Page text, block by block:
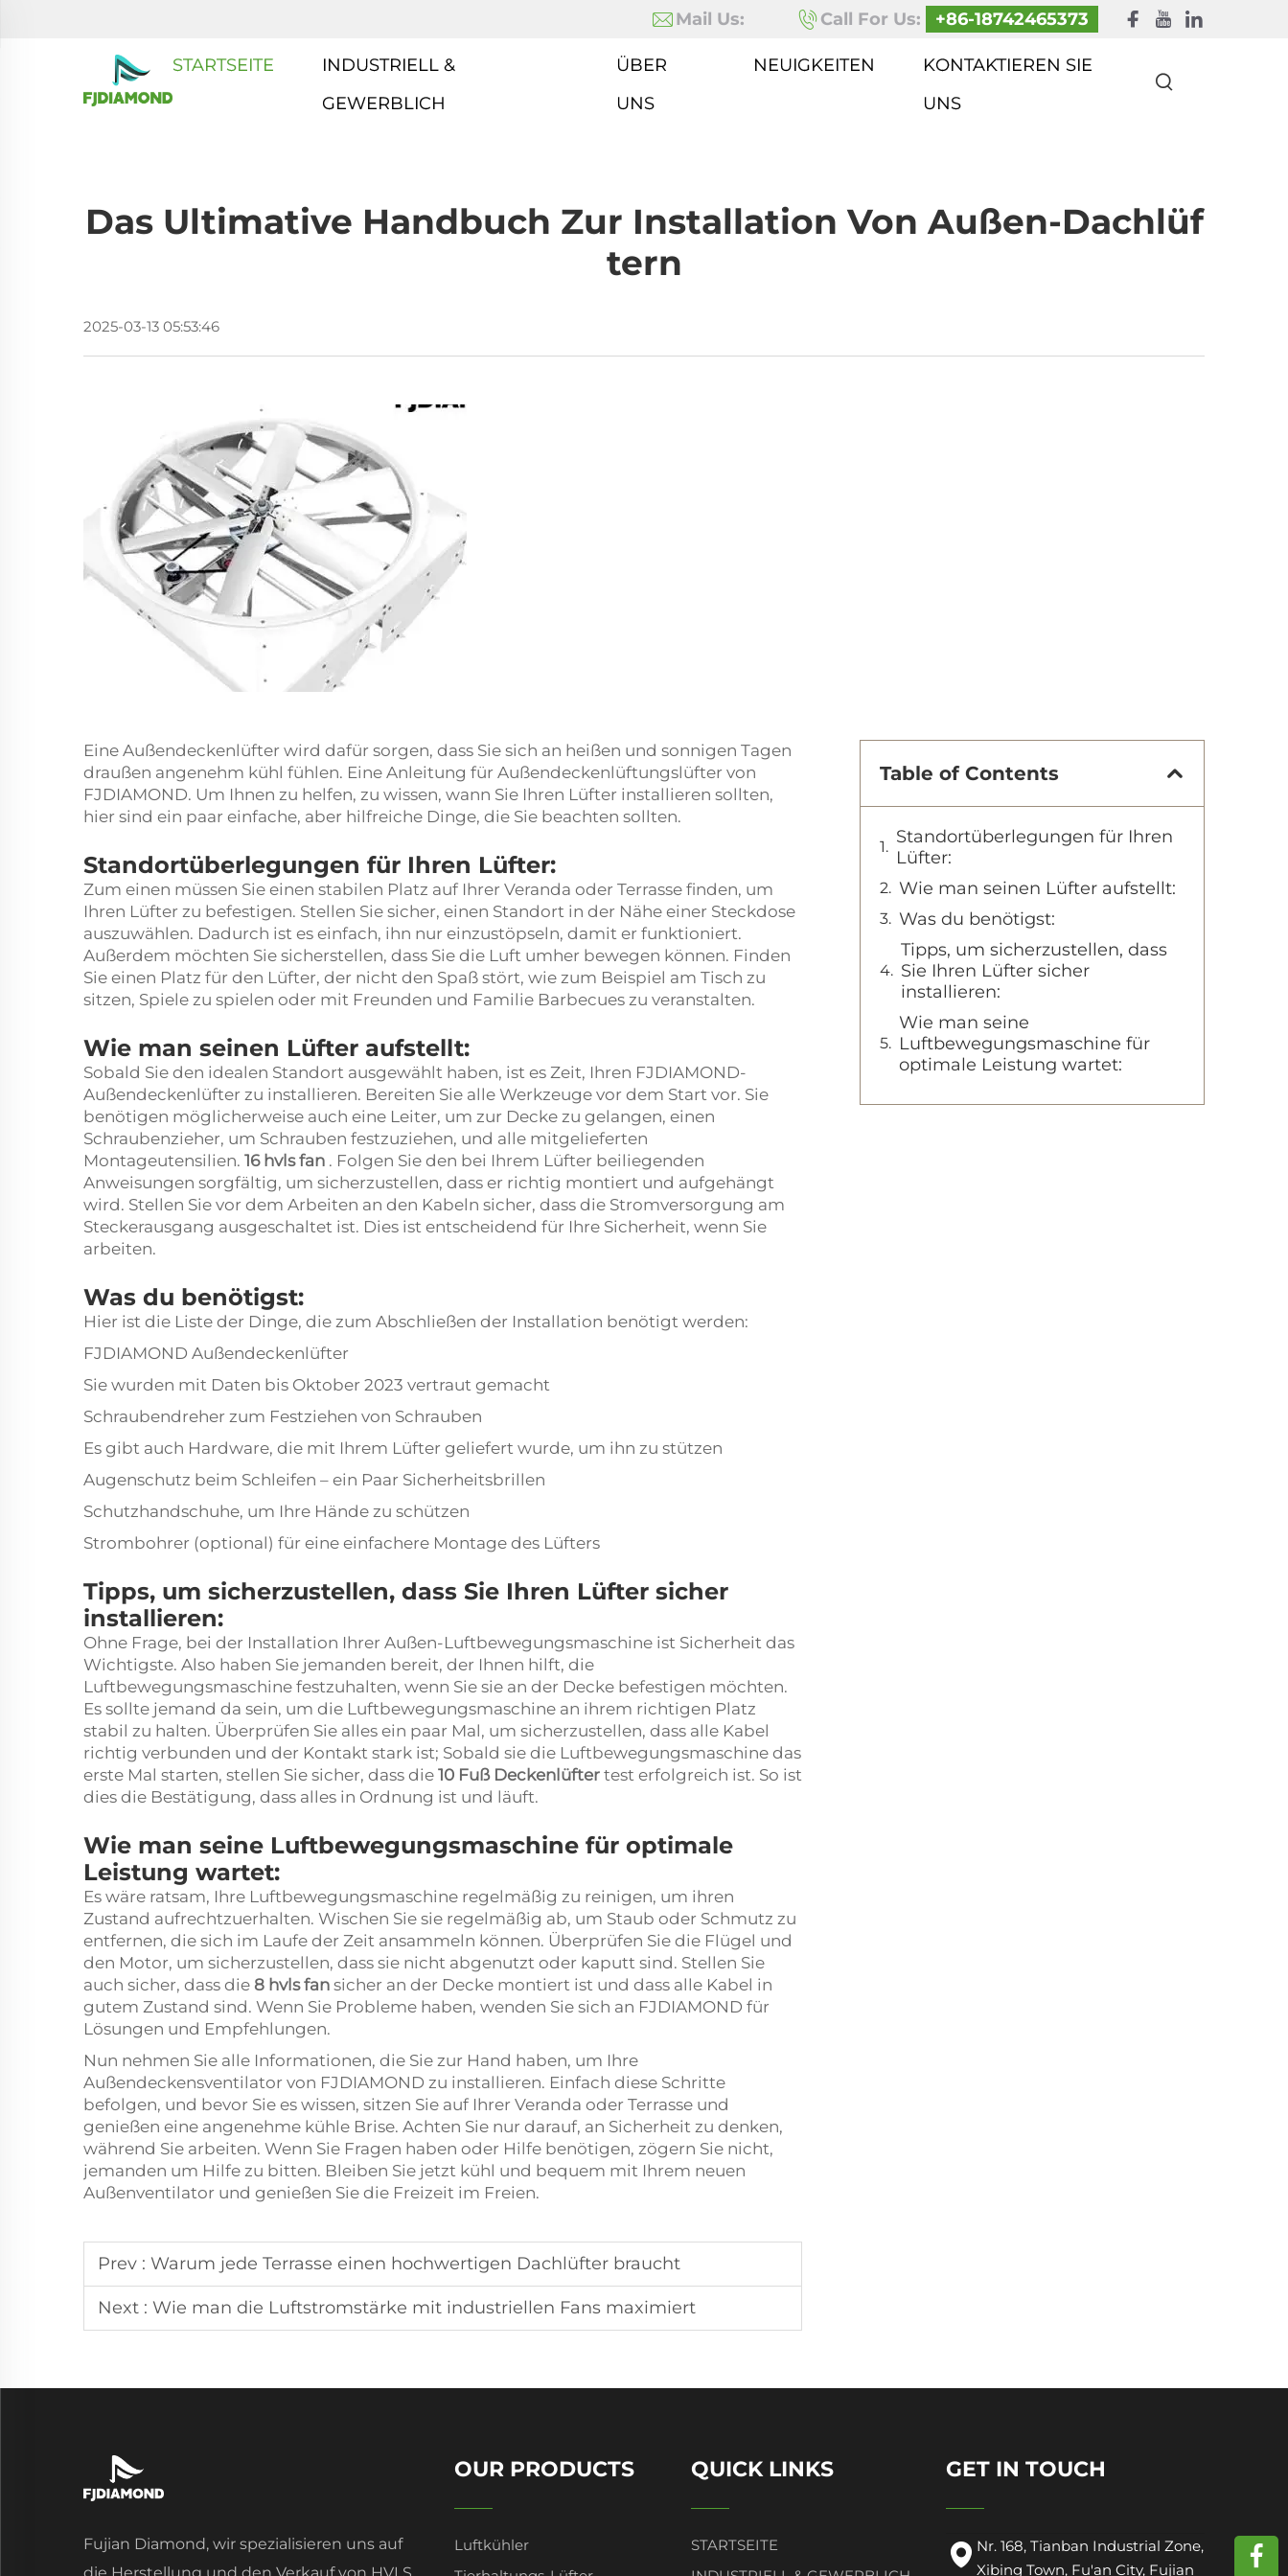
Mail Us: Call For Us: +86-18742465373
STARTSEITE
INDUSTRIELL &
GEWERBLICH
ÜBER
UNS
NEUIGKEITEN
KONTAKTIEREN SIE
UNS
Das Ultimative Handbuch Zur Installation Von Außen-Dachlüf
Tern
2025-03-13 05:53:46
Eine Außendeckenlüfter wird dafür sorgen, dass Sie sich an heißen und sonnigen Tagen
draußen angenehm kühl fühlen. Eine Anleitung für Außendeckenlüftungslüfter von
FJDIAMOND. Um Ihnen zu helfen, zu wissen, wann Sie Ihren Lüfter installieren sollten,
hier sind ein paar einfache, aber hilfreiche Dinge, die Sie beachten sollten.
Standortüberlegungen für Ihren Lüfter:
Zum einen müssen Sie einen stabilen Platz auf Ihrer Veranda oder Terrasse finden, um
Ihren Lüfter zu befestigen. Stellen Sie sicher, einen Standort in der Nähe einer Steckdose
auszuwählen. Dadurch ist es einfach, ihn nur einzustöpseln, damit er funktioniert.
Außerdem möchten Sie sicherstellen, dass Sie die Luft umher bewegen können. Finden
Sie einen Platz für den Lüfter, der nicht den Spaß stört, wie zum Beispiel am Tisch zu
sitzen, Spiele zu spielen oder mit Freunden und Familie Barbecues zu veranstalten.
Wie man seinen Lüfter aufstellt:
Sobald Sie den idealen Standort ausgewählt haben, ist es Zeit, Ihren FJDIAMOND-
Außendeckenlüfter zu installieren. Bereiten Sie alle Werkzeuge vor dem Start vor. Sie
benötigen möglicherweise auch eine Leiter, um zur Decke zu gelangen, einen
Schraubenzieher, um Schrauben festzuziehen, und alle mitgelieferten
Montageutensilien. 16 hvls fan . Folgen Sie den bei Ihrem Lüfter beiliegenden
Anweisungen sorgfältig, um sicherzustellen, dass er richtig montiert und aufgehängt
wird. Stellen Sie vor dem Arbeiten an den Kabeln sicher, dass die Stromversorgung am
Steckerausgang ausgeschaltet ist. Dies ist entscheidend für Ihre Sicherheit, wenn Sie
arbeiten.
Was du benötigst:
Hier ist die Liste der Dinge, die zum Abschließen der Installation benötigt werden:
FJDIAMOND Außendeckenlüfter
Sie wurden mit Daten bis Oktober 2023 vertraut gemacht
Schraubendreher zum Festziehen von Schrauben
Es gibt auch Hardware, die mit Ihrem Lüfter geliefert wurde, um ihn zu stützen
Augenschutz beim Schleifen – ein Paar Sicherheitsbrillen
Schutzhandschuhe, um Ihre Hände zu schützen
Strombohrer (optional) für eine einfachere Montage des Lüfters
Tipps, um sicherzustellen, dass Sie Ihren Lüfter sicher
installieren:
Ohne Frage, bei der Installation Ihrer Außen-Luftbewegungsmaschine ist Sicherheit das
Wichtigste. Also haben Sie jemanden bereit, der Ihnen hilft, die
Luftbewegungsmaschine festzuhalten, wenn Sie sie an der Decke befestigen möchten.
Es sollte jemand da sein, um die Luftbewegungsmaschine an ihrem richtigen Platz
stabil zu halten. Überprüfen Sie alles ein paar Mal, um sicherzustellen, dass alle Kabel
richtig verbunden und der Kontakt stark ist; Sobald sie die Luftbewegungsmaschine das
erste Mal starten, stellen Sie sicher, dass die 10 Fuß Deckenlüfter test erfolgreich ist. So ist
dies die Bestätigung, dass alles in Ordnung ist und läuft.
Wie man seine Luftbewegungsmaschine für optimale
Leistung wartet:
Es wäre ratsam, Ihre Luftbewegungsmaschine regelmäßig zu reinigen, um ihren
Zustand aufrechtzuerhalten. Wischen Sie sie regelmäßig ab, um Staub oder Schmutz zu
entfernen, die sich im Laufe der Zeit ansammeln können. Überprüfen Sie die Flügel und
den Motor, um sicherzustellen, dass sie nicht abgenutzt oder kaputt sind. Stellen Sie
auch sicher, dass die 8 hvls fan sicher an der Decke montiert ist und dass alle Kabel in
gutem Zustand sind. Wenn Sie Probleme haben, wenden Sie sich an FJDIAMOND für
Lösungen und Empfehlungen.
Nun nehmen Sie alle Informationen, die Sie zur Hand haben, um Ihre
Außendeckensventilator von FJDIAMOND zu installieren. Einfach diese Schritte
befolgen, und bevor Sie es wissen, sitzen Sie auf Ihrer Veranda oder Terrasse und
genießen eine angenehme kühle Brise. Achten Sie nur darauf, an Sicherheit zu denken,
während Sie arbeiten. Wenn Sie Fragen haben oder Hilfe benötigen, zögern Sie nicht,
jemanden um Hilfe zu bitten. Bleiben Sie jetzt kühl und bequem mit Ihrem neuen
Außenventilator und genießen Sie die Freizeit im Freien.
Prev : Warum jede Terrasse einen hochwertigen Dachlüfter braucht
Next : Wie man die Luftstromstärke mit industriellen Fans maximiert
Table of Contents
Standortüberlegungen für Ihren
Lüfter:
Wie man seinen Lüfter aufstellt:
Was du benötigst:
Tipps, um sicherzustellen, dass
Sie Ihren Lüfter sicher
installieren:
Wie man seine
Luftbewegungsmaschine für
optimale Leistung wartet:
Fujian Diamond, wir spezialisieren uns auf
OUR PRODUCTS
Luftkühler
QUICK LINKS
STARTSEITE
GET IN TOUCH
Nr. 168, Tianban Industrial Zone,
Xibing Town, Fu'an City, Fujian